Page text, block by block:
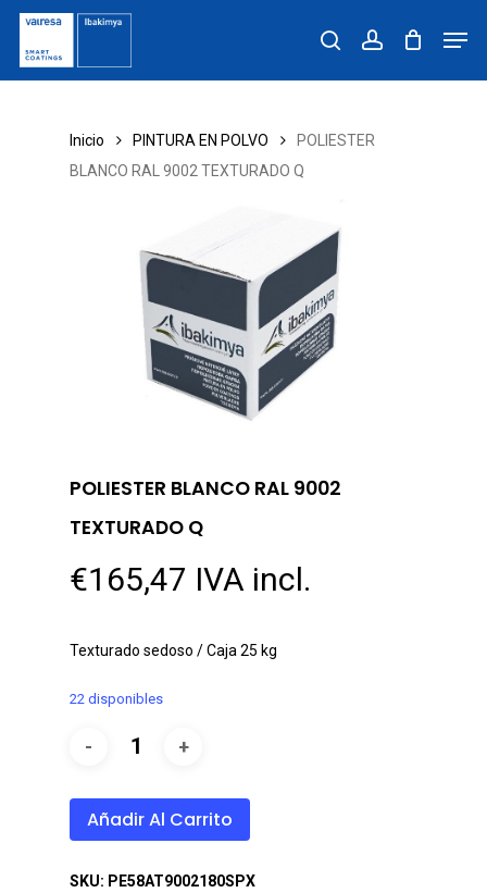
Skip
main
content
searchaccount
Inicio PINTURA EN POLVO
POLIESTER
BLANCO RAL 9002 TEXTURADO Q
POLIESTER BLANCO RAL 9002
TEXTURADO Q
€165,47 IVA incl.
Texturado sedoso / Caja 25 kg
22 disponibles
Añadir Al Carrito
SKU: PE58AT9002180SPX